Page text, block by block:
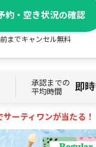
約・空き状況の確認
までキャンセル無料
承認までの
平均時間 即時
サーティワンが当たる！